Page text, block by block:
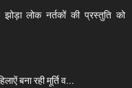
लोक नर्तकों की प्रस्तुति को
बना रही मूर्ति व...